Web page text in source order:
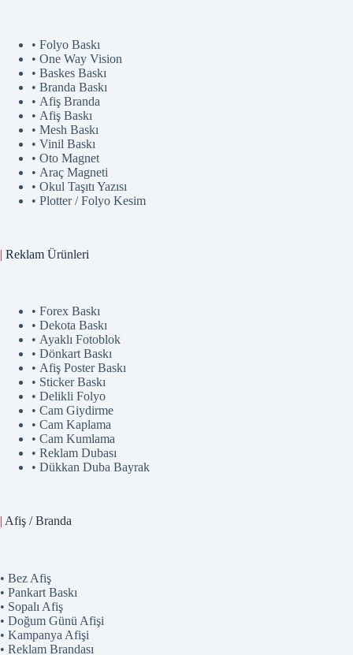
• Folyo Baskı
• One Way Vision
• Baskes Baskı
• Branda Baskı
• Afiş Branda
• Afiş Baskı
• Mesh Baskı
• Vinil Baskı
• Oto Magnet
• Araç Magneti
• Okul Taşıtı Yazısı
• Plotter / Folyo Kesim
| Reklam Ürünleri
• Forex Baskı
• Dekota Baskı
• Ayaklı Fotoblok
• Dönkart Baskı
• Afiş Poster Baskı
• Sticker Baskı
• Delikli Folyo
• Cam Giydirme
• Cam Kaplama
• Cam Kumlama
• Reklam Dubası
• Dükkan Duba Bayrak
| Afiş / Branda
• Bez Afiş
• Pankart Baskı
• Sopalı Afiş
• Doğum Günü Afişi
• Kampanya Afişi
• Reklam Brandası